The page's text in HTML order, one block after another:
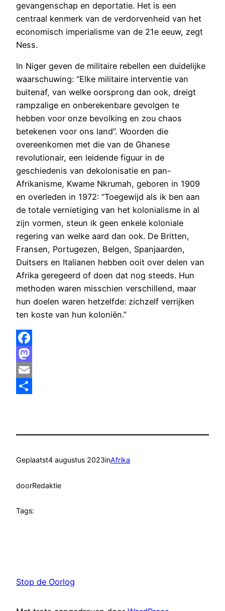
gevangenschap en deportatie. Het is een
centraal kenmerk van de verdorvenheid van het
economisch imperialisme van de 21e eeuw, zegt
Ness.
In Niger geven de militaire rebellen een duidelijke
waarschuwing: “Elke militaire interventie van
buitenaf, van welke oorsprong dan ook, dreigt
rampzalige en onberekenbare gevolgen te
hebben voor onze bevolking en zou chaos
betekenen voor ons land”. Woorden die
overeenkomen met die van de Ghanese
revolutionair, een leidende figuur in de
geschiedenis van dekolonisatie en pan-
Afrikanisme, Kwame Nkrumah, geboren in 1909
en overleden in 1972: “Toegewijd als ik ben aan
de totale vernietiging van het kolonialisme in al
zijn vormen, steun ik geen enkele koloniale
regering van welke aard dan ook. De Britten,
Fransen, Portugezen, Belgen, Spanjaarden,
Duitsers en Italianen hebben ooit over delen van
Afrika geregeerd of doen dat nog steeds. Hun
methoden waren misschien verschillend, maar
hun doelen waren hetzelfde: zichzelf verrijken
ten koste van hun koloniën.”
Facebook
Mastodon
Email
Geplaatst4 augustus 2023inAfrika
doorRedaktie
Tags:
Stop de Oorlog